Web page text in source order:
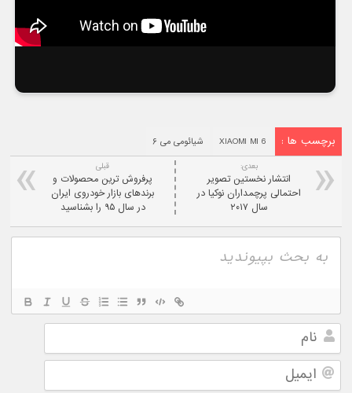
برچسب ها : XIAOMI MI 6 شیائومی می ۶
قبلی
پرفروش ترین محصولات و
برندهای بازار خودروی ایران
در سال ۹۵ را بشناسید
بعدی:
انتشار نخستین تصویر
احتمالی پرچمداران نوکیا در
سال ۲۰۱۷
نام
ایمیل